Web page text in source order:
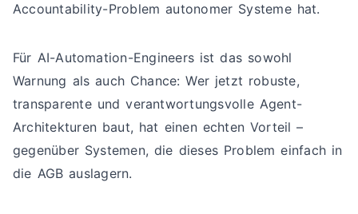
Accountability-Problem autonomer Systeme hat.
Für AI-Automation-Engineers ist das sowohl
Warnung als auch Chance: Wer jetzt robuste,
transparente und verantwortungsvolle Agent-
Architekturen baut, hat einen echten Vorteil –
gegenüber Systemen, die dieses Problem einfach in
die AGB auslagern.